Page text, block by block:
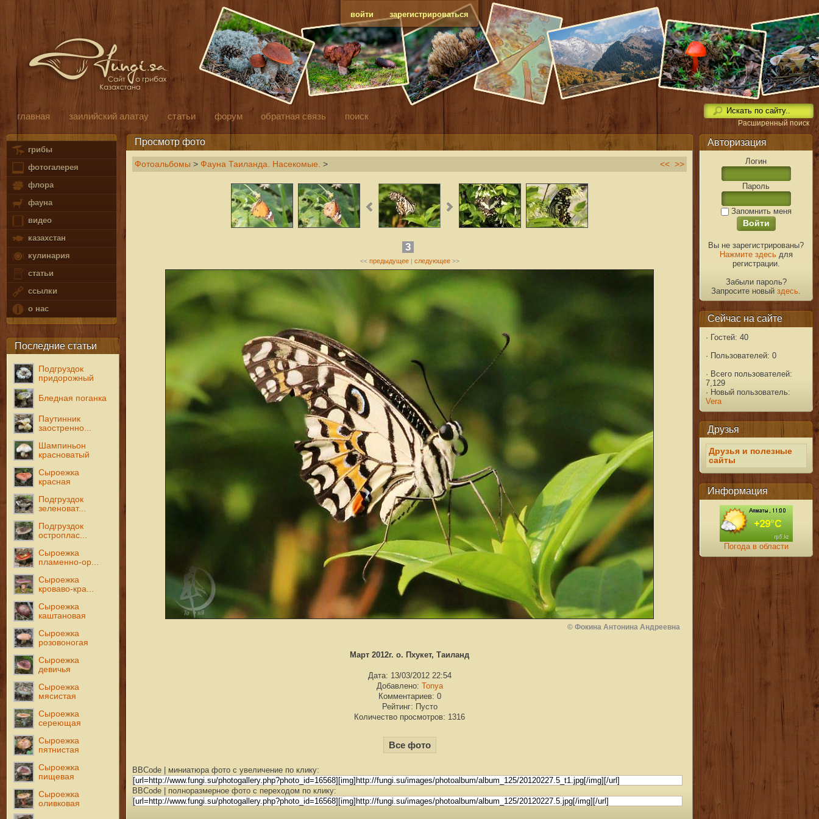
войти зарегистрироваться
главная заилийский алатау статьи форум обратная связь поиск
Расширенный поиск
грибы
фотогалерея
флора
фауна
видео
казахстан
кулинария
статьи
ссылки
о нас
Последние статьи
Подгруздок
придорожный
Бледная поганка
Паутинник
заостренно...
Шампиньон
красноватый
Сыроежка
красная
Подгруздок
зеленоват...
Подгруздок
остроплас...
Сыроежка
пламенно-ор...
Сыроежка
кроваво-кра...
Сыроежка
каштановая
Сыроежка
розовоногая
Сыроежка
девичья
Сыроежка
мясистая
Сыроежка
сереющая
Сыроежка
пятнистая
Сыроежка
пищевая
Сыроежка
оливковая
Авторизация
Логин
Пароль
Запомнить меня
Вы не зарегистрированы?
Нажмите здесьдля
регистрации.
Забыли пароль?
Запросите новыйздесь
Сейчас на сайте
· Гостей: 40
· Пользователей: 0
· Всего пользователей:
7,129
· Новый пользователь:
Vera
Друзья
Друзья и полезные
сайты
Информация
Погода в области
Просмотр фото
Фотоальбомы > Фауна Таиланда. Насекомые. > << >>
3
<< предыдущее| следующее>>
© Фокина Антонина Андреевна
Март 2012г. о. Пхукет, Таиланд
Дата: 13/03/2012 22:54
Добавлено: Tonya
Комментариев: 0
Рейтинг: Пусто
Количество просмотров: 1316
Все фото
BBCode | миниатюра фото с увеличение по клику:
BBCode | полноразмерное фото с переходом по клику: